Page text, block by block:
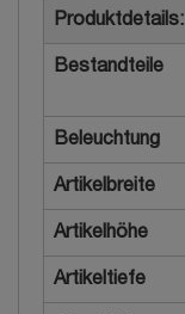
Produktdetails:
Bestandteile
Beleuchtung
Artikelbreite
Artikelhöhe
Artikeltiefe